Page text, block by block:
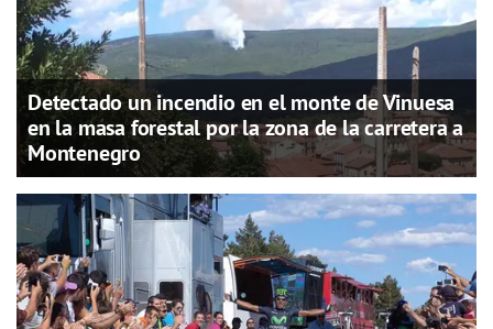
Detectado un incendio en el monte de Vinuesa
en la masa forestal por la zona de la carretera a
Montenegro